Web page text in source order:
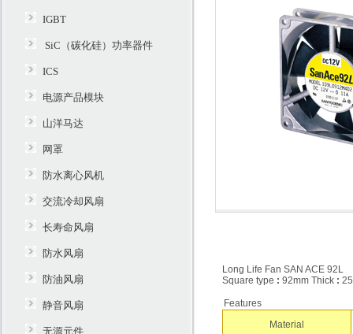
IGBT
SiC（碳化硅）功率器件
ICS
电源产品模块
山洋马达
网罩
防水离心风机
交流冷却风扇
长寿命风扇
防水风扇
防油风扇
静音风扇
无源元件
Long Life Fan SAN ACE 92L
Square type : 92mm Thick :
Features
Material